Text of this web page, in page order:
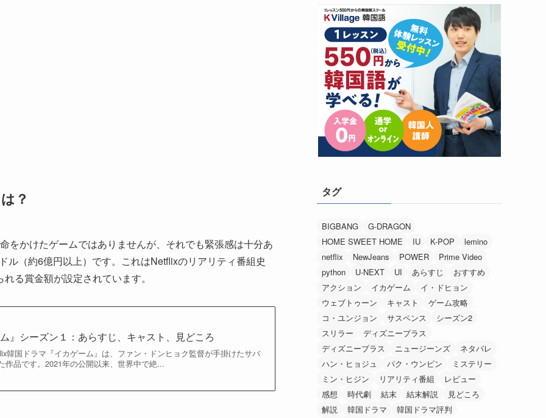
？
をかけたゲームではありませんが、それでも緊張感は十分あ
ル（約6億円以上）です。これはNetflixのリアリティ番組史
る賞金額が設定されています。
』シーズン１：あらすじ、キャスト、見どころ
韓国ドラマ『イカゲーム』は、ファン・ドンヒョク監督が手掛けたサバ
作品です。2021年の公開以来、世界中で絶...
タグ
BIGBANG
G-DRAGON
HOME SWEET HOME
IU K-POP
lemino
netflix
NewJeans POWER
Prime Video
python
U-NEXT UI あらすじ
おすすめ
アクション
イカゲーム
イ・ドヒョン
ウェブトゥーン
キャスト
ゲーム攻略
コ・ユンジョン
サスペンス
シーズン2
スリラー
ディズニープラス
ディズニープラス
ニュージーンズ
ネタバレ
ハン・ヒョジュ
パク・ウンビン
ミステリー
ミン・ヒジン
リアリティ番組
レビュー
感想
時代劇 結末 結末解説
見どころ
解説
韓国ドラマ
韓国ドラマ評判